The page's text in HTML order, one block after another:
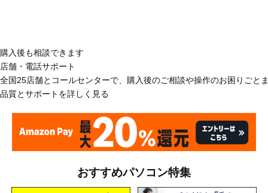
購入後も相談できます
店舗・電話サポート
全国25店舗とコールセンターで、購入後のご相談や操作のお困りごと
品質とサポートを詳しく見る
おすすめパソコン特集